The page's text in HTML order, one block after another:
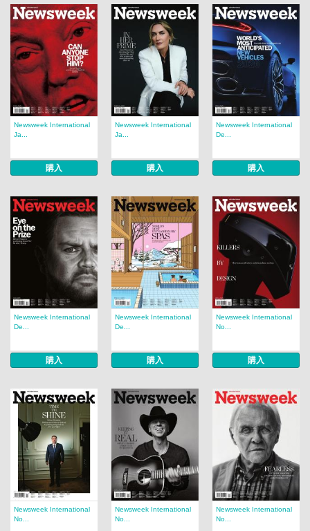
Newsweek International
Ja...
購入
Newsweek International
Ja...
購入
Newsweek International
De...
購入
Newsweek International
De...
購入
Newsweek International
De...
購入
Newsweek International
No...
購入
Newsweek International
No...
Newsweek International
No...
Newsweek International
No...